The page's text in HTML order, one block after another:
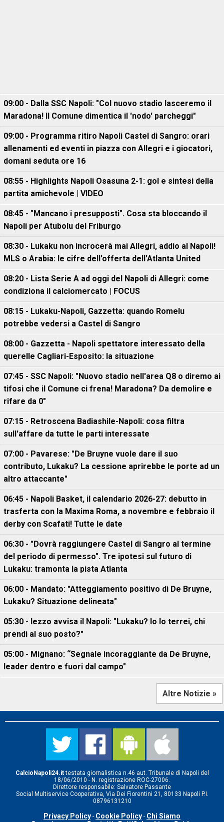
09:00 - Dalla SSC Napoli: "Col nuovo stadio lasceremo il
Maradona! Il Comune dimentica il 'nodo' parcheggi"
09:00 - Programma ritiro Napoli Castel di Sangro: orari
allenamenti ed eventi in piazza con Allegri e i giocatori,
domani seduta ore 16
08:55 - Highlights Napoli Osasuna 2-1: gol e sintesi della
partita amichevole | VIDEO
08:45 - "Mancano i presupposti". Cosa sta bloccando il
Napoli per Atubolu del Friburgo
08:30 - Lukaku non incrocerà mai Allegri, addio al Napoli!
MLS o Arabia: le cifre dell'offerta dell'Atlanta United
08:20 - Lista Serie A ad oggi del Napoli di Allegri: come
condiziona il calciomercato | FOCUS
08:15 - Lukaku-Napoli, Gazzetta: quando Romelu
potrebbe vedersi a Castel di Sangro
08:00 - Gazzetta - Napoli spettatore interessato della
querelle Cagliari-Esposito: la situazione
07:45 - SSC Napoli: "Nuovo stadio nell'area Q8 o diremo ai
tifosi che il Comune ci frena! Maradona? Da demolire e
rifare da 0"
07:15 - Retroscena Badiashile-Napoli: cosa filtra
sull'affare da tutte le parti interessate
07:00 - Pavarese: "De Bruyne vuole dare il suo
contributo, Lukaku? La cessione aprirebbe le porte ad un
altro attaccante"
06:45 - Napoli Basket, il calendario 2026-27: debutto in
trasferta con la Maxima Roma, a novembre e febbraio il
derby con Scafati! Tutte le date
06:30 - "Dovrà raggiungere Castel di Sangro al termine
del periodo di permesso". Tre ipotesi sul futuro di
Lukaku: tramonta la pista Atlanta
06:00 - Mandato: "Atteggiamento positivo di De Bruyne,
Lukaku? Situazione delineata"
05:30 - Iezzo avvisa il Napoli: "Lukaku? Io lo terrei, chi
prendi al suo posto?"
05:00 - Mignano: “Segnale incoraggiante da De Bruyne,
leader dentro e fuori dal campo"
Altre Notizie »
CalcioNapoli24.ittestata giornalistica n.46 aut. Tribunale di Napoli del
18/06/2010 - N. registrazione ROC-27006.
Direttore responsabile: Salvatore Passante
Social Multiservice Cooperativa, Via Dei Fiorentini 21, 80133 Napoli P.I.
08796131210
Privacy Policy - Cookie Policy - Chi Siamo